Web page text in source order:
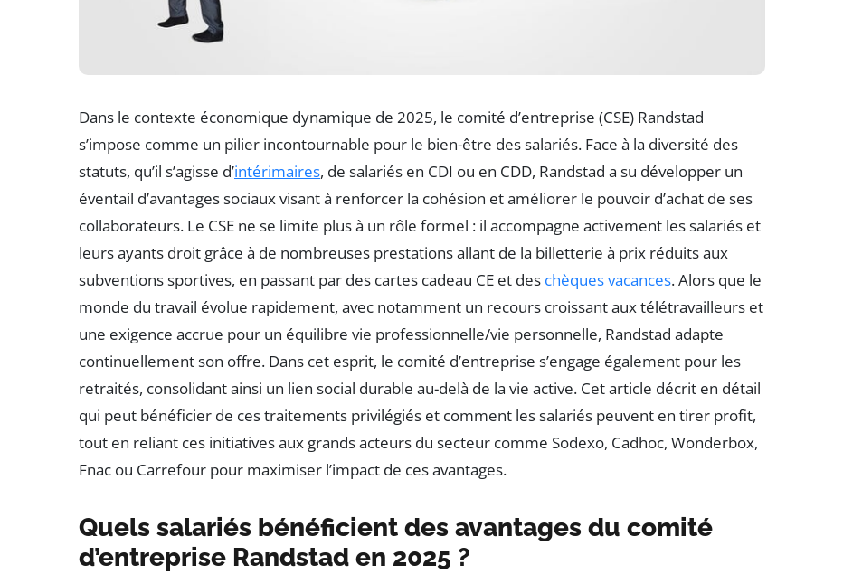
Dans le contexte économique dynamique de 2025, le comité d’entreprise (CSE) Randstad
s’impose comme un pilier incontournable pour le bien-être des salariés. Face à la diversité des
statuts, qu’il s’agisse d’intérimaires, de salariés en CDI ou en CDD, Randstad a su développer un
éventail d’avantages sociaux visant à renforcer la cohésion et améliorer le pouvoir d’achat de ses
collaborateurs. Le CSE ne se limite plus à un rôle formel : il accompagne activement les salariés et
leurs ayants droit grâce à de nombreuses prestations allant de la billetterie à prix réduits aux
subventions sportives, en passant par des cartes cadeau CE et des chèques vacances. Alors que le
monde du travail évolue rapidement, avec notamment un recours croissant aux télétravailleurs et
une exigence accrue pour un équilibre vie professionnelle/vie personnelle, Randstad adapte
continuellement son offre. Dans cet esprit, le comité d’entreprise s’engage également pour les
retraités, consolidant ainsi un lien social durable au-delà de la vie active. Cet article décrit en détail
qui peut bénéficier de ces traitements privilégiés et comment les salariés peuvent en tirer profit,
tout en reliant ces initiatives aux grands acteurs du secteur comme Sodexo, Cadhoc, Wonderbox,
Fnac ou Carrefour pour maximiser l’impact de ces avantages.
Quels salariés bénéficient des avantages du comité
d’entreprise Randstad en 2025 ?